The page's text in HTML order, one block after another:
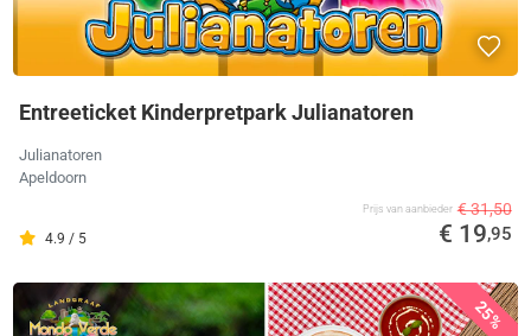
Entreeticket Kinderpretpark Julianatoren
Julianatoren
Apeldoorn
4.9 / 5
Prijs van aanbieder € 31,50
€ 19,95
25%